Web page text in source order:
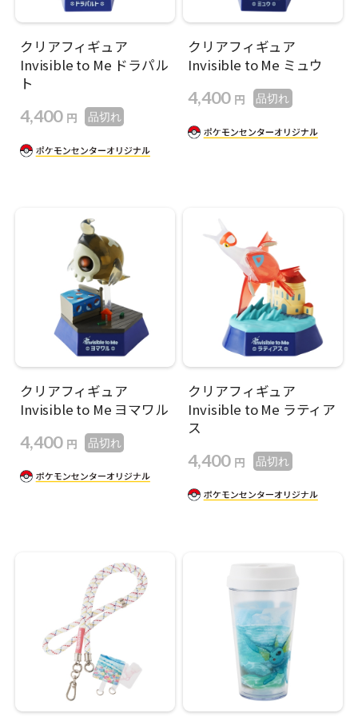
クリアフィギュア
Invisible to Me ドラパル
ト
4,400 円 品切れ
クリアフィギュア
Invisible to Me ミュウ
4,400 円 品切れ
クリアフィギュア
Invisible to Me ヨマワル
4,400 円 品切れ
クリアフィギュア
Invisible to Me ラティア
ス
4,400 円 品切れ